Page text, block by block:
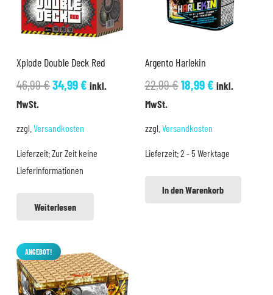
Xplode Double Deck Red
46,99€Ursprünglicher
34,99€Aktueller
inkl.
MwSt.
zzgl. Versandkosten
Lieferzeit:Zur Zeit keine
Lieferinformationen
Weiterlesen
Argento Harlekin
22,99€Ursprünglicher
18,99€Aktueller
inkl.
MwSt.
zzgl. Versandkosten
Lieferzeit:2 - 5 Werktage
In den Warenkorb
ANGEBOT!